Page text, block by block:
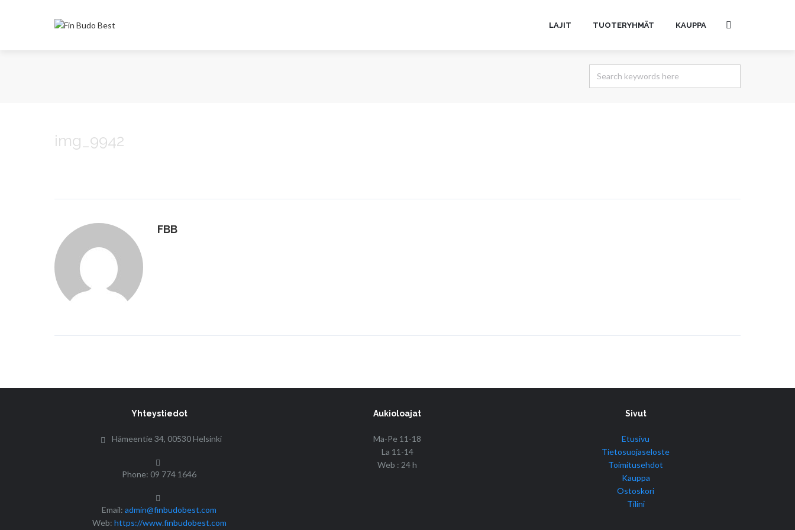
LAJIT TUOTERYHMÄT KAUPPA
img_9942
FBB
Yhteystiedot
Hämeentie 34, 00530 Helsinki
Phone: 09 774 1646
Email:admin@finbudobest.com
Web: https://www.finbudobest.com
Aukioloajat
Ma-Pe 11-18
La 11-14
Web : 24 h
Sivut
Etusivu
Tietosuojaseloste
Toimitusehdot
Kauppa
Ostoskori
Tilini